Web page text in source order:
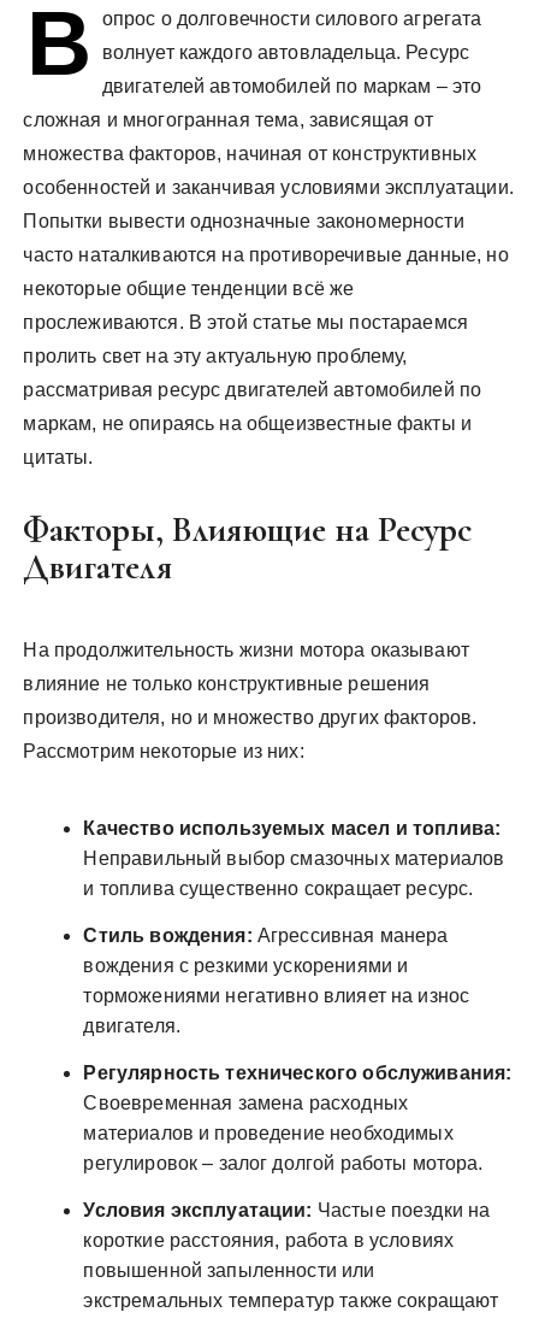
В
опрос о долговечности силового агрегата
волнует каждого автовладельца. Ресурс
двигателей автомобилей по маркам – это
сложная и многогранная тема, зависящая от
множества факторов, начиная от конструктивных
особенностей и заканчивая условиями эксплуатации.
Попытки вывести однозначные закономерности
часто наталкиваются на противоречивые данные, но
некоторые общие тенденции всё же
прослеживаются. В этой статье мы постараемся
пролить свет на эту актуальную проблему,
рассматривая ресурс двигателей автомобилей по
маркам, не опираясь на общеизвестные факты и
цитаты.
Факторы, Влияющие на Ресурс
Двигателя
На продолжительность жизни мотора оказывают
влияние не только конструктивные решения
производителя, но и множество других факторов.
Рассмотрим некоторые из них:
Качество используемых масел и топлива:
Неправильный выбор смазочных материалов
и топлива существенно сокращает ресурс.
Стиль вождения: Агрессивная манера
вождения с резкими ускорениями и
торможениями негативно влияет на износ
двигателя.
Регулярность технического обслуживания:
Своевременная замена расходных
материалов и проведение необходимых
регулировок – залог долгой работы мотора.
Условия эксплуатации: Частые поездки на
короткие расстояния, работа в условиях
повышенной запыленности или
экстремальных температур также сокращают